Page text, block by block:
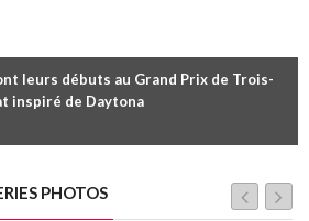
leurs débuts au Grand Prix de Trois-
inspiré de Daytona
PHOTOS